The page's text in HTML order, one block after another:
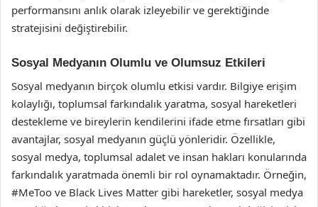
performansını anlık olarak izleyebilir ve gerektiğinde
stratejisini değiştirebilir.
Sosyal Medyanın Olumlu ve Olumsuz Etkileri
Sosyal medyanın birçok olumlu etkisi vardır. Bilgiye erişim
kolaylığı, toplumsal farkındalık yaratma, sosyal hareketleri
destekleme ve bireylerin kendilerini ifade etme fırsatları gibi
avantajlar, sosyal medyanın güçlü yönleridir. Özellikle,
sosyal medya, toplumsal adalet ve insan hakları konularında
farkındalık yaratmada önemli bir rol oynamaktadır. Örneğin,
#MeToo ve Black Lives Matter gibi hareketler, sosyal medya